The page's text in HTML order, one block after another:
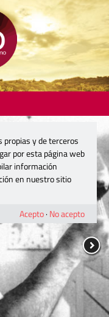
propias y de terceros
por esta página web
información
en nuestro sitio
Acepto· No acepto